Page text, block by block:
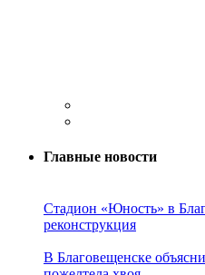
Главные новости
Стадион «Юность» в
реконструкция
В Благовещенске